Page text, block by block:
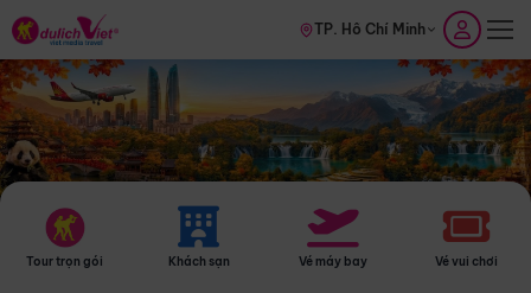
TP. Hồ Chí Minh
Tour trọn gói Khách sạn Vé máy bay Vé vui chơi